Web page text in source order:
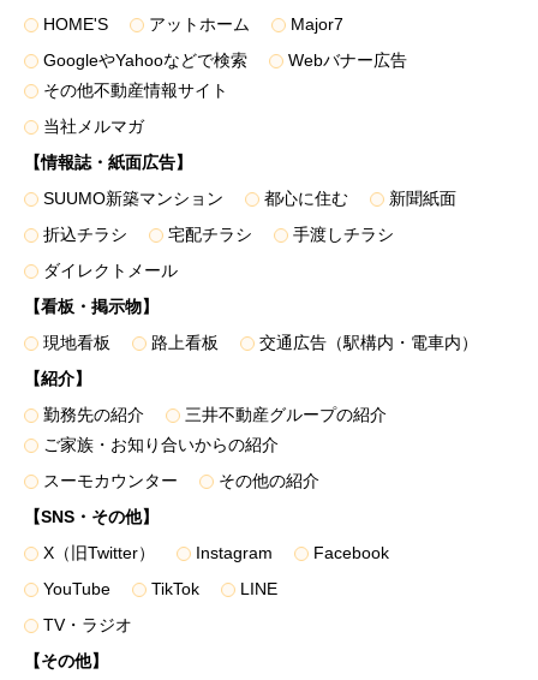
各利用目的の達成のために必要な項目とさせていただきます
が、必要最低限の項目に限定することとします。
＜提供する個人データ例＞
• 弊社が取り扱う不動産に関し、
ーおよび物件来場の際に登録いただいた事項
• 不動産取引の際に届出いただいた事項（取引した物件
す）
• 弊社が分譲した物件に関する各種図面情報（設計施工図
面・パンフレット図面等）
＜個人データを提供する相手先例＞
• 弊社のグループ各社
売代理会社・媒介会社等）、顧客紹介を受けた提携先
• 不動産取引の付帯業務における金融機関・保証会社、司
法書士・土地家屋調査士、不動産管理会社、インテリア業者
• 不動産引渡し後のレジデンシャル・カスタマーサービス
における協力会社（施工会社、住宅設備会社等）
配慮して受け渡しを行うものとし、電子データを提供する場
合は、暗号化する等必要な措置を講じて受け渡しを行いま
HOME'S
アットホーム
Major7
GoogleやYahooなどで検索
Webバナー広告
その他不動産情報サイト
当社メルマガ
【情報誌・紙面広告】
SUUMO新築マンション
都心に住む
新聞紙面
折込チラシ
宅配チラシ
手渡しチラシ
ダイレクトメール
【看板・掲示物】
現地看板
路上看板
交通広告（駅構内・電車内）
【紹介】
勤務先の紹介
三井不動産グループの紹介
ご家族・お知り合いからの紹介
スーモカウンター
その他の紹介
【SNS・その他】
X（旧Twitter）
Instagram
Facebook
YouTube
TikTok
LINE
TV・ラジオ
【その他】